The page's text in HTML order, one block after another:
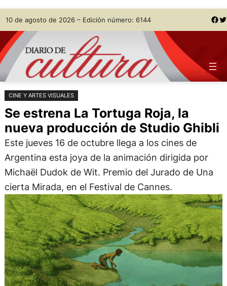
Saltar
al
contenido
Skip
to
content
10 de agosto de 2026 – Edición número: 6144 Facebook Twitter
CINE Y ARTES VISUALES
Se estrena La Tortuga Roja, la
nueva producción de Studio Ghibli
Este jueves 16 de octubre llega a los cines de
Argentina esta joya de la animación dirigida por
Michaël Dudok de Wit. Premio del Jurado de Una
cierta Mirada, en el Festival de Cannes.